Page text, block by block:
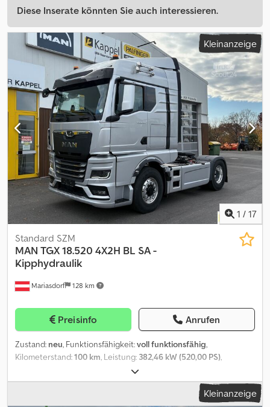
Diese Inserate könnten Sie auch interessieren.
Kleinanzeige
1 / 17
Mariasdorf 128 km
Standard SZM
MAN TGX 18.520 4X2H BL SA -
Kipphydraulik
Preisinfo Anrufen
Zustand: neu, Funktionsfähigkeit:voll funktionsfähig,
Kilometerstand:100 km, Leistung: 382,46 kW (520,00 PS),
, Reifenzustand:
4x4, Radstand:3.600 mm, Kraftstoff:Diesel, Kraftstofftankvolumen:
Schlafkabine,
Kleinanzeige